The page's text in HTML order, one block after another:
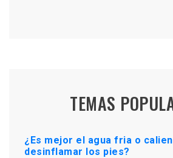
TEMAS
¿Es mejor el agua fria o
desinflamar los pies?